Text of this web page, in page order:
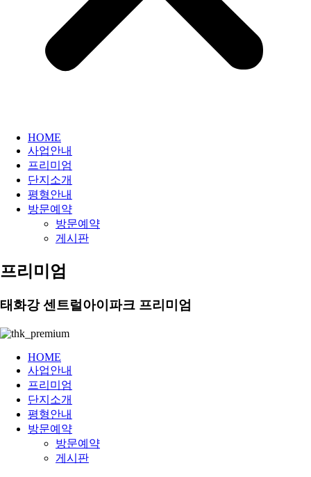
HOME
사업안내
프리미엄
단지소개
평형안내
방문예약
방문예약
게시판
프리미엄
태화강 센트럴아이파크 프리미엄
HOME
사업안내
프리미엄
단지소개
평형안내
방문예약
방문예약
게시판